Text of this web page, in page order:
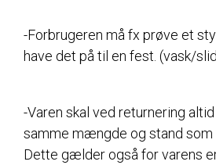
-Forbrugeren må fx prøve et
have det på til en fest. (vask/
-Varen skal ved returnering
samme mængde og stand som
Dette gælder også for varens